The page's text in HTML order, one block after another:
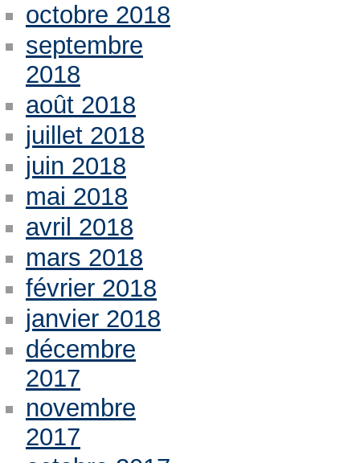
octobre 2018
septembre
2018
août 2018
juillet 2018
juin 2018
mai 2018
avril 2018
mars 2018
février 2018
janvier 2018
décembre
2017
novembre
2017